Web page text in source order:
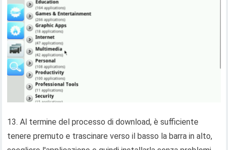
13. Al termine del processo di download, è sufficiente
tenere premuto e trascinare verso il basso la barra in alto,